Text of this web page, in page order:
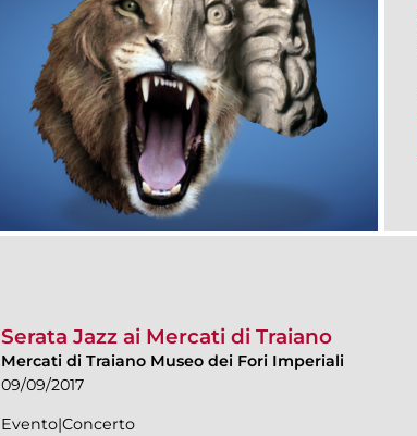
Serata Jazz ai Mercati di Traiano
Mercati di Traiano Museo dei Fori Imperiali
09/09/2017
Evento|Concerto